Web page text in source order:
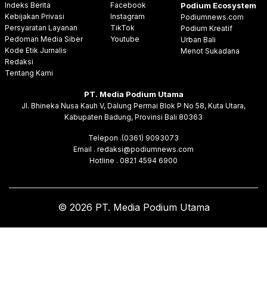
Indeks Berita
Kebijakan Privasi
Persyaratan Layanan
Pedoman Media Siber
Kode Etik Jurnalis
Redaksi
Tentang Kami
Facebook
Instagram
TikTok
Youtube
Podium Ecosystem
Podiumnews.com
Podium Kreatif
Urban Bali
Menot Sukadana
PT. Media Podium Utama
Jl. Bhineka Nusa Kauh V, Dalung Permai Blok P No 58, Kuta Utara,
Kabupaten Badung, Provinsi Bali 80363
Telepon .(0361) 9093073
Email . redaksi@podiumnews.com
Hotline . 0821 4594 6900
© 2026 PT. Media Podium Utama